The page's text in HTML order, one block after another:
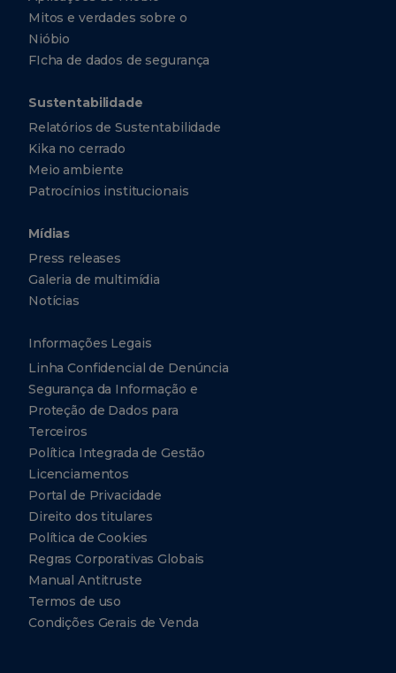
Mitos e verdades sobre o
Nióbio
FIcha de dados de segurança
Sustentabilidade
Relatórios de Sustentabilidade
Kika no cerrado
Meio ambiente
Patrocínios institucionais
Mídias
Press releases
Galeria de multimídia
Notícias
Informações Legais
Linha Confidencial de Denúncia
Segurança da Informação e
Proteção de Dados para
Terceiros
Política Integrada de Gestão
Licenciamentos
Portal de Privacidade
Direito dos titulares
Política de Cookies
Regras Corporativas Globais
Manual Antitruste
Termos de uso
Condições Gerais de Venda